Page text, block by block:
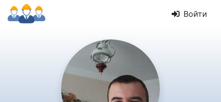
Войти